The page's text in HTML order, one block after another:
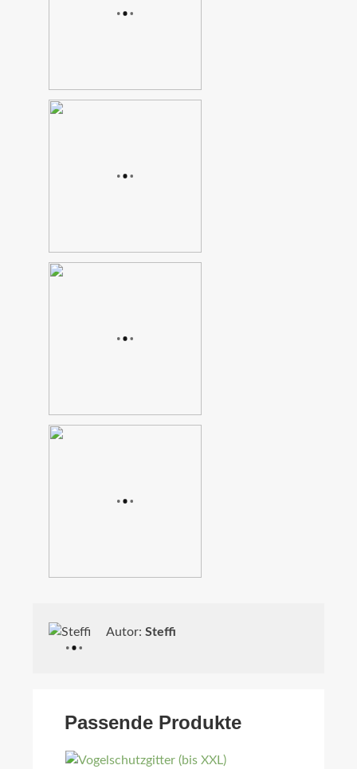
Autor: Steffi
Passende Produkte